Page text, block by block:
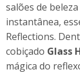
salões de
instantânea,
Reflections.
cobiçado Glass
mágica do